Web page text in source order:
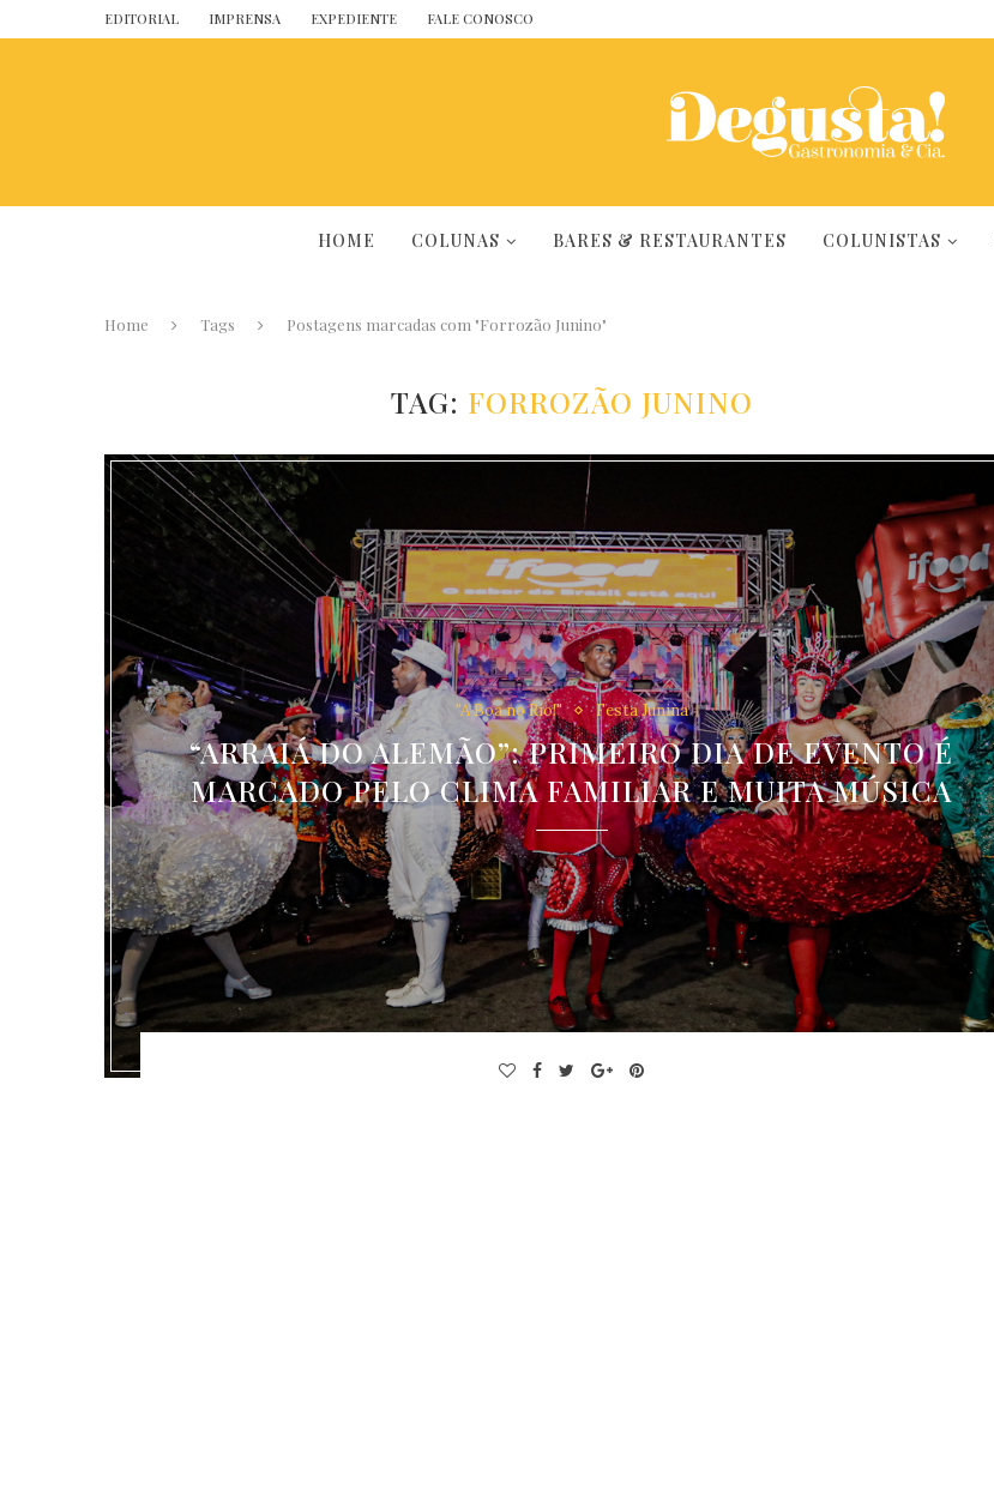
EDITORIAL IMPRENSA EXPEDIENTE FALE CONOSCO
HOME COLUNAS BARES & RESTAURANTES COLUNISTAS
Home Tags Postagens marcadas com "Forrozão Junino"
TAG: FORROZÃO JUNINO
"A Boa no Rio!" Festa Junina
“ARRAIÁ DO ALEMÃO”: PRIMEIRO DIA DE EVENTO É
MARCADO PELO CLIMA FAMILIAR E MUITA MÚSICA